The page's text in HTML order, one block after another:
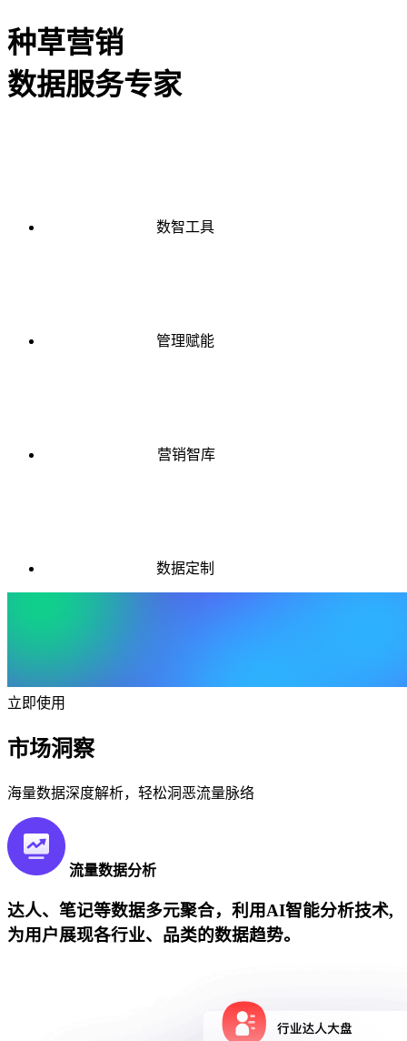
种草营销
数据服务专家
数智工具
管理赋能
营销智库
数据定制
立即使用
市场洞察
海量数据深度解析，轻松洞恶流量脉络
流量数据分析
达人、笔记等数据多元聚合，利用AI智能分析技术,
为用户展现各行业、品类的数据趋势。